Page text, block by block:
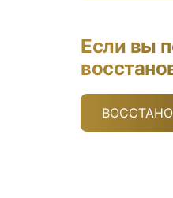
Если вы